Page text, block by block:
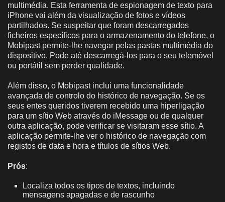
multimédia. Esta ferramenta de espionagem de texto para
iPhone vai além da visualização de fotos e vídeos
partilhados. Se suspeitar que foram descarregados
ficheiros específicos para o armazenamento do telefone, o
Mobipast permite-lhe navegar pelas pastas multimédia do
dispositivo. Pode até descarregá-los para o seu telemóvel
ou portátil sem perder qualidade.
Além disso, o Mobipast inclui uma funcionalidade
avançada de controlo do histórico de navegação. Se os
seus entes queridos tiverem recebido uma hiperligação
para um sítio Web através do iMessage ou de qualquer
outra aplicação, pode verificar se visitaram esse sítio. A
aplicação permite-lhe ver o histórico de navegação com
registos de data e hora e títulos de sítios Web.
Prós:
Localiza todos os tipos de textos, incluindo
mensagens apagadas e de rascunho